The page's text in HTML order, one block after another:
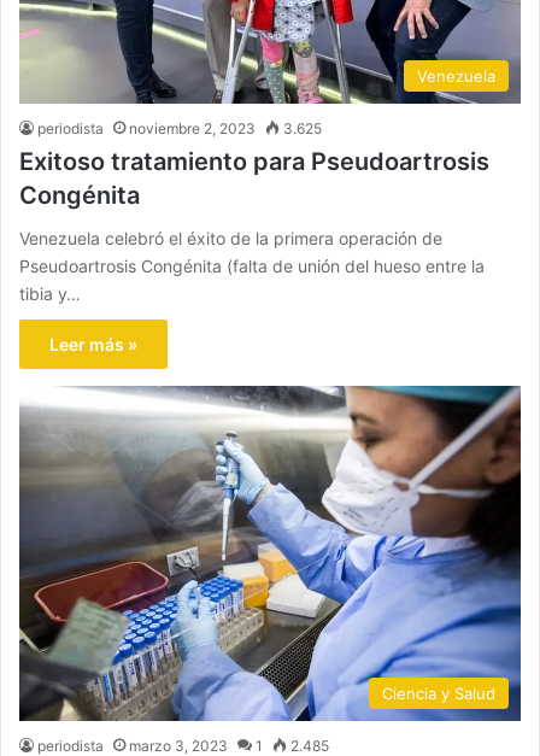
Venezuela
periodista noviembre 2, 2023 3.625
Exitoso tratamiento para Pseudoartrosis
Congénita
Venezuela celebró el éxito de la primera operación de
Pseudoartrosis Congénita (falta de unión del hueso entre la
tibia y…
Leer más »
Ciencia y Salud
periodista marzo 3, 2023 1 2.485